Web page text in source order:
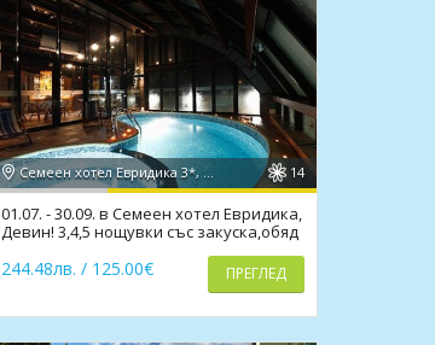
Семеен хотел Евридика 3*, Девин 14
01.07. - 30.09. в Семеен хотел Евридика,
Девин! 3,4,5 нощувки със закуска,обяд
244.48лв. / 125.00€ ПРЕГЛЕД